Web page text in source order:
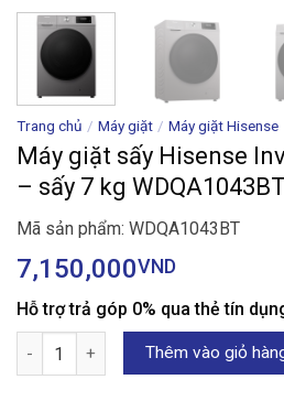
Trang chủ / Máy giặt / Máy giặt Hisense
Máy giặt sấy Hisense
– sấy 7 kg WDQA1043BT
Mã sản phẩm: WDQA1043BT
7,150,000VND
Hỗ trợ trả góp 0% qua thẻ tín
Máy giặt sấy Hisense Inverter giặt
Thêm vào giỏ